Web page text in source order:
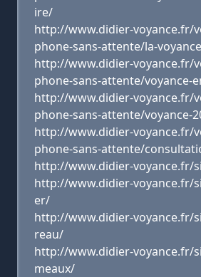
ire/
http://www.didier-voyance.fr/
phone-sans-attente/la-
http://www.didier-voyance.fr/
phone-sans-attente/voyance-
http://www.didier-voyance.fr/
phone-sans-attente/voyance-
http://www.didier-voyance.fr/
phone-sans-attente/
http://www.didier-voyance.fr/
http://www.didier-voyance.fr/
er/
http://www.didier-voyance.fr/
reau/
http://www.didier-voyance.fr/
meaux/